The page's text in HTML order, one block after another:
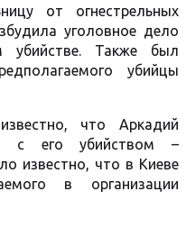
от огнестрельных
уголовное дело
Также был
убийцы
что Аркадий
с его убийством –
известно, что в Киеве
в организации